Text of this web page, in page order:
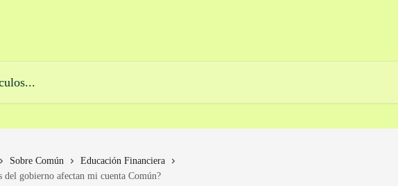
Sobre Común
Educación Financiera
del gobierno afectan mi cuenta Común?